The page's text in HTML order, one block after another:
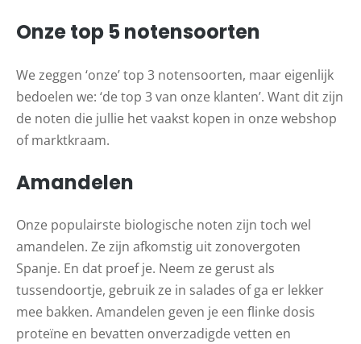
Onze top 5 notensoorten
We zeggen ‘onze’ top 3 notensoorten, maar eigenlijk
bedoelen we: ‘de top 3 van onze klanten’. Want dit zijn
de noten die jullie het vaakst kopen in onze webshop
of marktkraam.
Amandelen
Onze populairste biologische noten zijn toch wel
amandelen. Ze zijn afkomstig uit zonovergoten
Spanje. En dat proef je. Neem ze gerust als
tussendoortje, gebruik ze in salades of ga er lekker
mee bakken. Amandelen geven je een flinke dosis
proteïne en bevatten onverzadigde vetten en